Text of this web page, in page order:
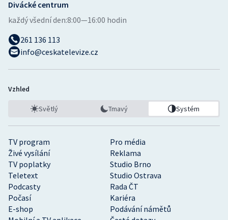
Gymnastika
Házená
Judo
Krasobruslení
Lyže a snowboard
Moderní pětiboj
Motorsport
TV program
Pro média
Živé vysílání
Reklama
TV poplatky
Studio Brno
Teletext
Studio Ostrava
Podcasty
Rada ČT
Počasí
Kariéra
E-shop
Podávání námětů
Divácké centrum
každý všední den:8:00—16:00 hodin
261 136 113
info@ceskatelevize.cz
Vzhled
Světlý Tmavý Systém